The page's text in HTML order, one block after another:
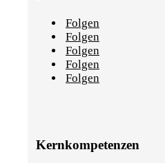
Folgen
Folgen
Folgen
Folgen
Folgen
Kernkompetenzen